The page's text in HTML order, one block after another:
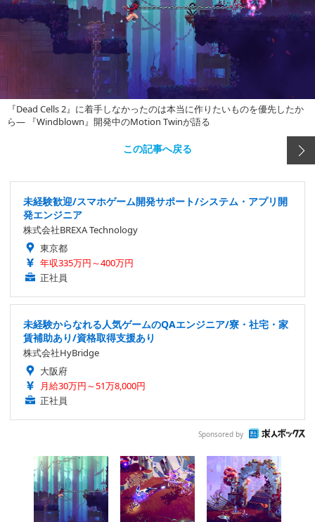
『Dead Cells 2』に着手しなかったのは本当に作りたいものを優先したか
ら― 『Windblown』開発中のMotion Twinが語る
この記事へ戻る
未経験歓迎/スマホゲーム開発サポート/システム・アプリ開
発エンジニア
株式会社BREXA Technology
東京都
年収335万円～400万円
正社員
未経験からなれる人気ゲームのQAエンジニア/寮・社宅・家
賃補助あり/資格取得支援あり
株式会社HyBridge
大阪府
月給30万円～51万8,000円
正社員
Sponsored by